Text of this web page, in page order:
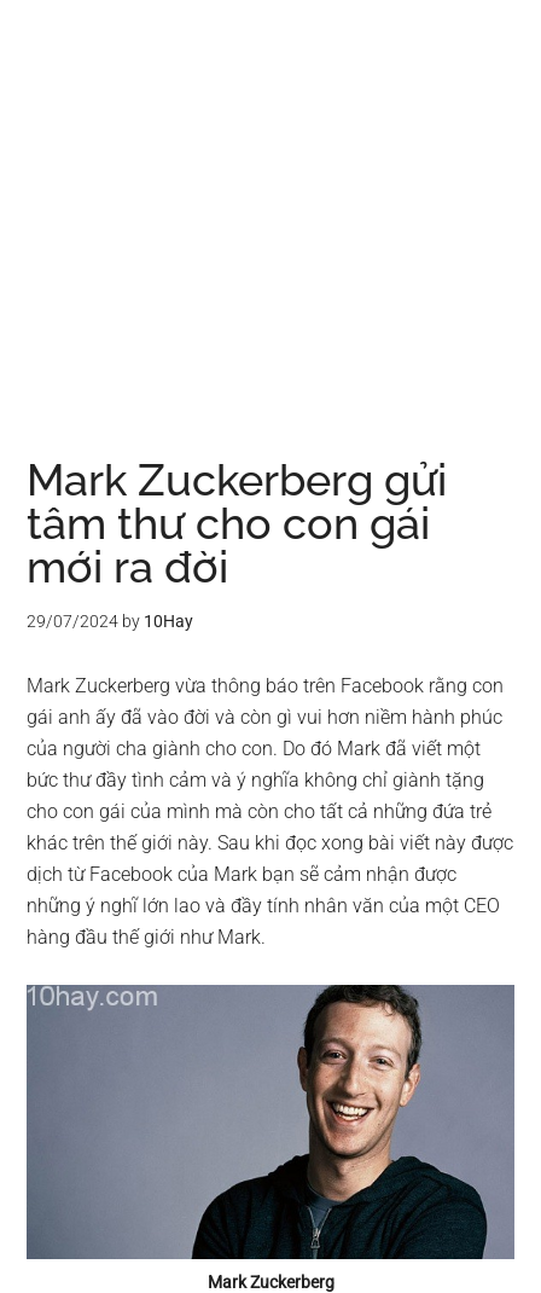
Mark Zuckerberg gửi
tâm thư cho con gái
mới ra đời
29/07/2024 by 10Hay
Mark Zuckerberg vừa thông báo trên Facebook rằng con
gái anh ấy đã vào đời và còn gì vui hơn niềm hành phúc
của người cha giành cho con. Do đó Mark đã viết một
bức thư đầy tình cảm và ý nghĩa không chỉ giành tặng
cho con gái của mình mà còn cho tất cả những đứa trẻ
khác trên thế giới này. Sau khi đọc xong bài viết này được
dịch từ Facebook của Mark bạn sẽ cảm nhận được
những ý nghĩ lớn lao và đầy tính nhân văn của một CEO
hàng đầu thế giới như Mark.
Mark Zuckerberg